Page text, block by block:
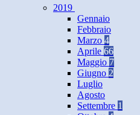
2019
Gennaio
Febbraio
Marzo 4
Aprile 66
Maggio 7
Giugno 2
Luglio
Agosto
Settembre 1